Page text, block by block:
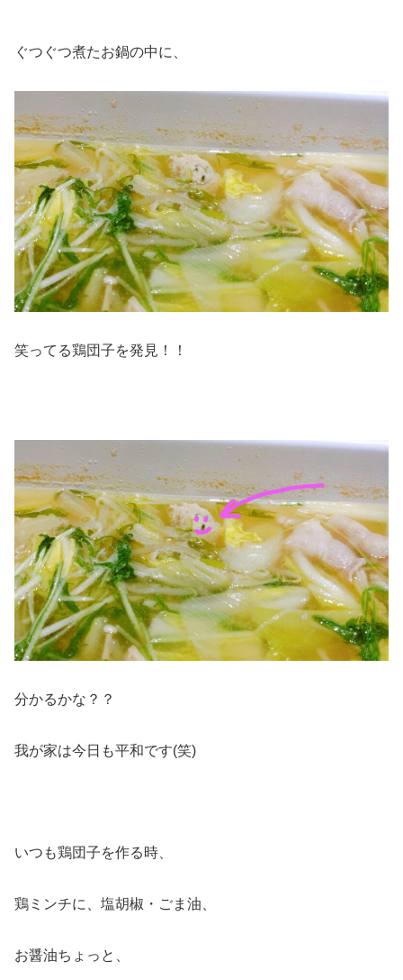
ぐつぐつ煮たお鍋の中に、
笑ってる鶏団子を発見！！
分かるかな？？
我が家は今日も平和です(笑)
いつも鶏団子を作る時、
鶏ミンチに、塩胡椒・ごま油、
お醤油ちょっと、